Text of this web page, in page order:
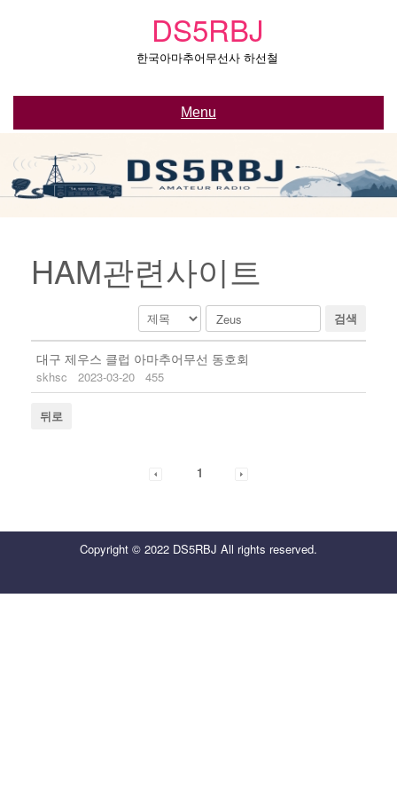
DS5RBJ
한국아마추어무선사 하선철
Menu
HAM관련사이트
검색
대구 제우스 클럽 아마추어무선 동호회
skhsc 2023-03-20 455
뒤로
1
Copyright © 2022 DS5RBJ All rights reserved.